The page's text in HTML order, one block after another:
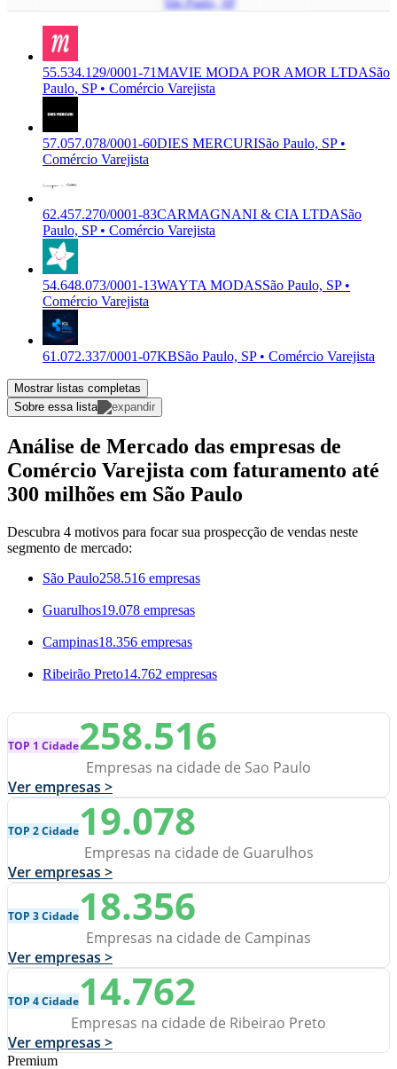
São Paulo, SP
55.534.129/0001-71MAVIE MODA POR AMOR LTDASão
Paulo, SP • Comércio Varejista
57.057.078/0001-60DIES MERCURISão Paulo, SP •
Comércio Varejista
62.457.270/0001-83CARMAGNANI & CIA LTDASão
Paulo, SP • Comércio Varejista
54.648.073/0001-13WAYTA MODASSão Paulo, SP •
Comércio Varejista
61.072.337/0001-07KBSão Paulo, SP • Comércio Varejista
Mostrar listas completas
Sobre essa lista
Análise de Mercado das empresas de
Comércio Varejista com faturamento até
300 milhões em São Paulo
Descubra 4 motivos para focar sua prospecção de vendas neste
segmento de mercado:
São Paulo258.516 empresas
Guarulhos19.078 empresas
Campinas18.356 empresas
Ribeirão Preto14.762 empresas
TOP 1 Cidade258.516
Empresas na cidade de Sao Paulo
Ver empresas >
TOP 2 Cidade19.078
Empresas na cidade de Guarulhos
Ver empresas >
TOP 3 Cidade18.356
Empresas na cidade de Campinas
Ver empresas >
TOP 4 Cidade14.762
Empresas na cidade de Ribeirao Preto
Ver empresas >
Premium